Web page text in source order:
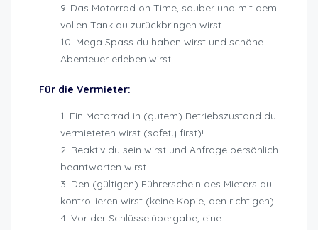
Das Motorrad on Time, sauber und mit dem
vollen Tank du zurückbringen wirst.
Mega Spass du haben wirst und schöne
Abenteuer erleben wirst!
Für die Vermieter:
Ein Motorrad in (gutem) Betriebszustand du
vermieteten wirst (safety first)!
Reaktiv du sein wirst und Anfrage persönlich
beantworten wirst !
Den (gültigen) Führerschein des Mieters du
kontrollieren wirst (keine Kopie, den richtigen)!
Vor der Schlüsselübergabe, eine